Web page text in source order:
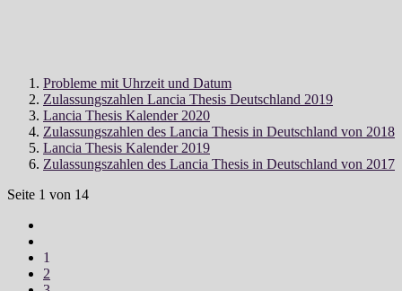
Probleme mit Uhrzeit und Datum
Zulassungszahlen Lancia Thesis Deutschland 2019
Lancia Thesis Kalender 2020
Zulassungszahlen des Lancia Thesis in Deutschland von 2018
Lancia Thesis Kalender 2019
Zulassungszahlen des Lancia Thesis in Deutschland von 2017
Seite 1 von 14
1
2